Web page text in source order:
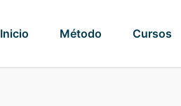
Inicio Método Cursos